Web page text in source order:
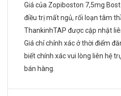
Người lớn:
Uống 1 viên (7,5mg) vào
Người cao tuổi, bệnh nhân
Dùng với liều thấp: Uống
Giá của Zopiboston 7,5mg
điều trị mất ngủ, rối loạn tâm
ThankinhTAP được cập nhật
Giá chỉ chỉnh xác ở thời điểm
biết chính xác vui lòng liên hệ
bán hàng.